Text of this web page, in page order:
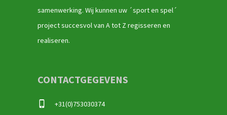
samenwerking. Wij kunnen uw ´sport en spel´
project succesvol van A tot Z regisseren en
realiseren.
CONTACTGEGEVENS
+31(0)753030374